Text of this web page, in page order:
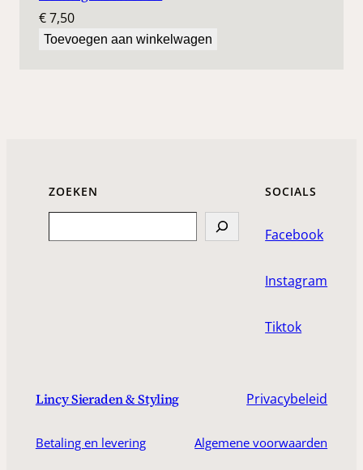
€7,50
Toevoegen aan winkelwagen
ZOEKEN SOCIALS
Facebook
Instagram
Tiktok
Lincy Sieraden & Styling Privacybeleid
Betaling en levering Algemene voorwaarden